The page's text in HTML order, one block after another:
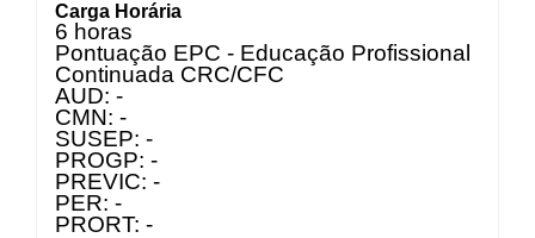
Carga Horária
6 horas
Pontuação EPC - Educação Profissional
Continuada CRC/CFC
AUD: -
CMN: -
SUSEP: -
PROGP: -
PREVIC: -
PER: -
PRORT: -